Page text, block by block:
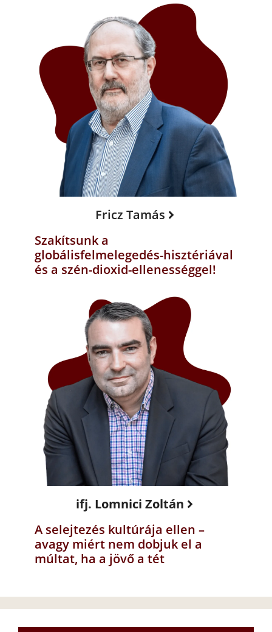
Fricz Tamás
Szakítsunk a
globálisfelmelegedés-hisztériával
és a szén-dioxid-ellenességgel!
ifj. Lomnici Zoltán
A selejtezés kultúrája ellen –
avagy miért nem dobjuk el a
múltat, ha a jövő a tét